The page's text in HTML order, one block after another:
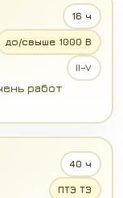
16 ч
до/свыше 1000 В
II–V
работ
40 ч
ПТЭ ТЭ